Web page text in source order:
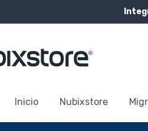
Inicio Nubixstore